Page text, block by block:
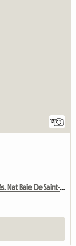
12
Chambre chez l'habitant, GR34, Rés. Nat Baie De Saint-Brieuc